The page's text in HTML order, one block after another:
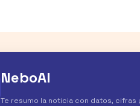
NeboAI
Te resumo la noticia con datos, cifras